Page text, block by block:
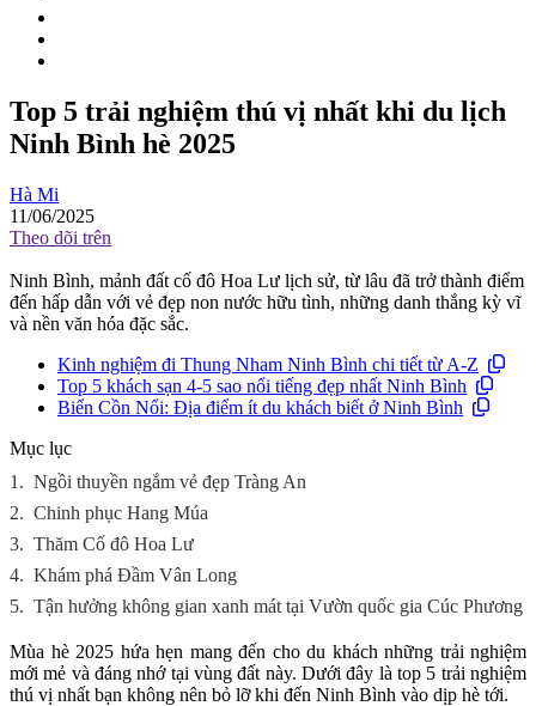
Top 5 trải nghiệm thú vị nhất khi du lịch
Ninh Bình hè 2025
Hà Mi
11/06/2025
Theo dõi trên
Ninh Bình, mảnh đất cố đô Hoa Lư lịch sử, từ lâu đã trở thành điểm
đến hấp dẫn với vẻ đẹp non nước hữu tình, những danh thắng kỳ vĩ
và nền văn hóa đặc sắc.
Kinh nghiệm đi Thung Nham Ninh Bình chi tiết từ A-Z
Top 5 khách sạn 4-5 sao nổi tiếng đẹp nhất Ninh Bình
Biển Cồn Nổi: Địa điểm ít du khách biết ở Ninh Bình
Mục lục
1. Ngồi thuyền ngắm vẻ đẹp Tràng An
2. Chinh phục Hang Múa
3. Thăm Cố đô Hoa Lư
4. Khám phá Đầm Vân Long
5. Tận hưởng không gian xanh mát tại Vườn quốc gia Cúc Phương
Mùa hè 2025 hứa hẹn mang đến cho du khách những trải nghiệm
mới mẻ và đáng nhớ tại vùng đất này. Dưới đây là top 5 trải nghiệm
thú vị nhất bạn không nên bỏ lỡ khi đến Ninh Bình vào dịp hè tới.